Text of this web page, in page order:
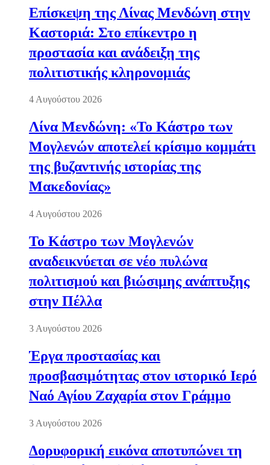
Επίσκεψη της Λίνας Μενδώνη στην
Καστοριά: Στο επίκεντρο η
προστασία και ανάδειξη της
πολιτιστικής κληρονομιάς
4 Αυγούστου 2026
Λίνα Μενδώνη: «Το Κάστρο των
Μογλενών αποτελεί κρίσιμο κομμάτι
της βυζαντινής ιστορίας της
Μακεδονίας»
4 Αυγούστου 2026
Το Κάστρο των Μογλενών
αναδεικνύεται σε νέο πυλώνα
πολιτισμού και βιώσιμης ανάπτυξης
στην Πέλλα
3 Αυγούστου 2026
Έργα προστασίας και
προσβασιμότητας στον ιστορικό Ιερό
Ναό Αγίου Ζαχαρία στον Γράμμο
3 Αυγούστου 2026
Δορυφορική εικόνα αποτυπώνει τη